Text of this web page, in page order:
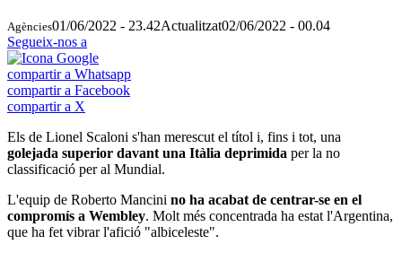
Agències01/06/2022 - 23.42Actualitzat02/06/2022 - 00.04
Segueix-nos a
compartir a Whatsapp
compartir a Facebook
compartir a X
Els de Lionel Scaloni s'han merescut el títol i, fins i tot, una
golejada superior davant una Itàlia deprimida per la no
classificació per al Mundial.
L'equip de Roberto Mancini no ha acabat de centrar-se en el
compromís a Wembley. Molt més concentrada ha estat l'Argentina,
que ha fet vibrar l'afició "albiceleste".